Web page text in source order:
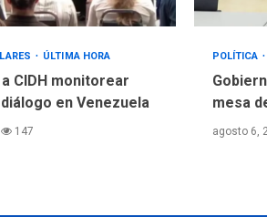
ÚLTIMA HORA
a CIDH monitorear
en Venezuela
147
POLÍTICA
mesa
agosto 6,